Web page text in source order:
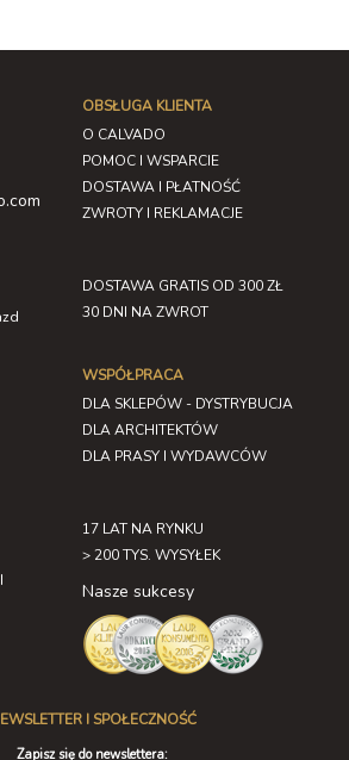
OBSŁUGA KLIENTA
O CALVADO
POMOC I WSPARCIE
DOSTAWA I PŁATNOŚĆ
ZWROTY I REKLAMACJE
DOSTAWA GRATIS OD 300 ZŁ
30 DNI NA ZWROT
WSPÓŁPRACA
DLA SKLEPÓW - DYSTRYBUCJA
DLA ARCHITEKTÓW
DLA PRASY I WYDAWCÓW
17 LAT NA RYNKU
> 200 TYS. WYSYŁEK
Nasze sukcesy
I SPOŁECZNOŚĆ
Zapisz się do newslettera: